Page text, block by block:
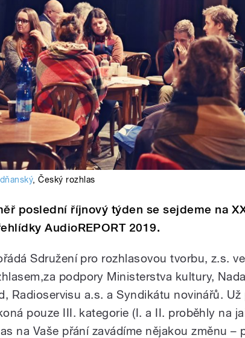
,Český rozhlas
poslední říjnový týden se sejdeme na
AudioREPORT 2019.
Sdružení pro rozhlasovou tvorbu, z.s.
podpory Ministerstva kultury,
Radioservisu a.s. a Syndikátu novinářů.
pouze III. kategorie (I. a II. proběhly na
na Vaše přání zavádíme nějakou změnu –